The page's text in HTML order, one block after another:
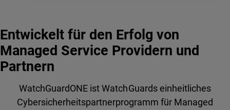
Entwickelt für den Erfolg von
Managed Service Providern und
Partnern
WatchGuardONE ist WatchGuards einheitliches
Cybersicherheitspartnerprogramm für Managed